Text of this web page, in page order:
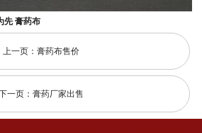
先 膏药布
上一页：膏药布售价
一页：膏药厂家出售